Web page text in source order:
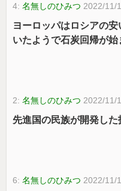
4:名無しのひみつ 2022/11/
ヨーロッパはロシアの
いたようで石炭回帰が始
2:名無しのひみつ 2022/11/
先進国の民族が開発し
6:名無しのひみつ 2022/11/